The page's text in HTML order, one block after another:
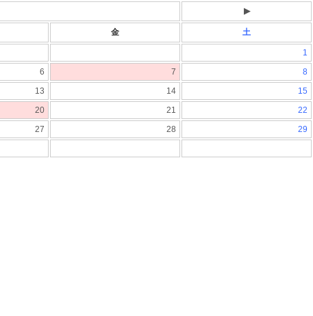
▶
金 土
1
6 7
8
13 14
15
20 21
22
27 28
29